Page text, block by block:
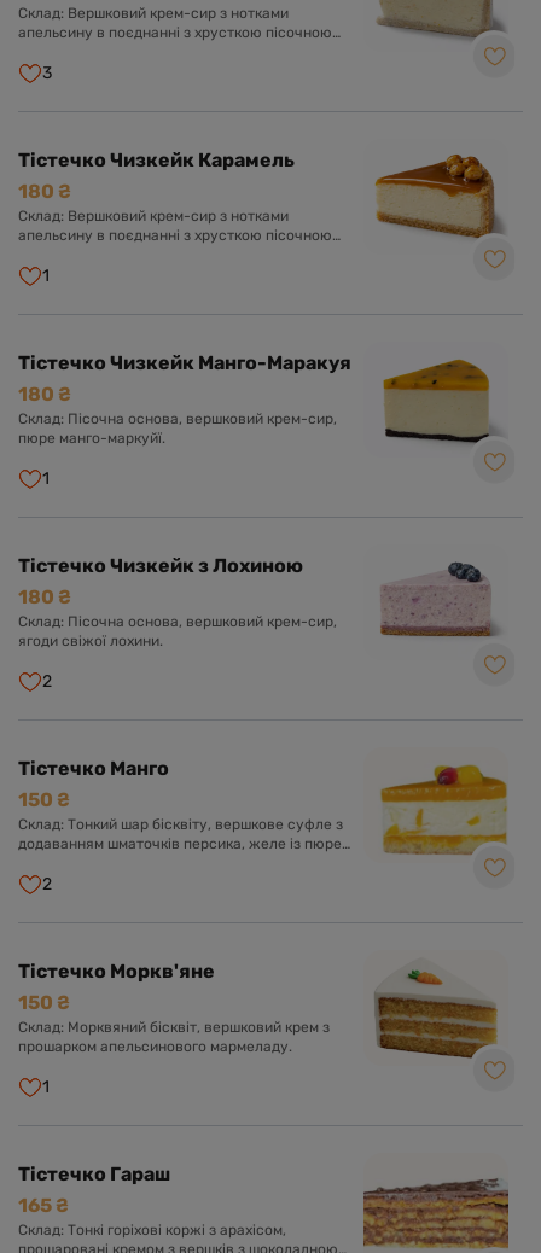
Склад: Вершковий крем-сир з нотками
апельсину в поєднанні з хрусткою пісочною
3
Тістечко Чизкейк Карамель
180 ₴
Склад: Вершковий крем-сир з нотками
апельсину в поєднанні з хрусткою пісочною
1
Тістечко Чизкейк Манго-Маракуя
180 ₴
Склад: Пісочна основа, вершковий крем-сир,
пюре манго-маркуйї.
1
Тістечко Чизкейк з Лохиною
180 ₴
Склад: Пісочна основа, вершковий крем-сир,
ягоди свіжої лохини.
2
Тістечко Манго
150 ₴
Склад: Тонкий шар бісквіту, вершкове суфле з
додаванням шматочків персика, желе із пюре
2
Тістечко Моркв'яне
150 ₴
Склад: Морквяний бісквіт, вершковий крем з
прошарком апельсинового мармеладу.
1
Тістечко Гараш
165 ₴
Склад: Тонкі горіхові коржі з арахісом,
прошаровані кремом з вершків з шоколадною